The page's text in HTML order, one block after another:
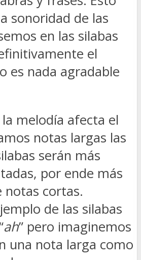
sonoridad de las
en las silabas
el
es nada agradable
melodía afecta el
notas largas las
serán más
por ende más
notas cortas.
de las silabas
ah” pero imaginemos
una nota larga como